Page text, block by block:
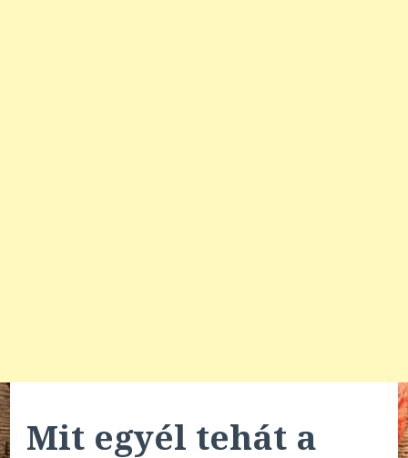
Mit egyél tehát a